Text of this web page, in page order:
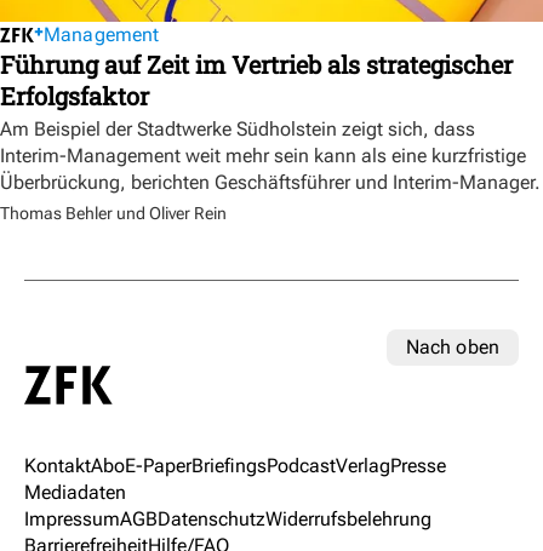
Management
Führung auf Zeit im Vertrieb als strategischer
Erfolgsfaktor
Am Beispiel der Stadtwerke Südholstein zeigt sich, dass
Interim-Management weit mehr sein kann als eine kurzfristige
Überbrückung, berichten Geschäftsführer und Interim-Manager.
Thomas Behler und Oliver Rein
Nach oben
KontaktAboE-PaperBriefingsPodcastVerlagPresse
Mediadaten
ImpressumAGBDatenschutzWiderrufsbelehrung
BarrierefreiheitHilfe/FAQ